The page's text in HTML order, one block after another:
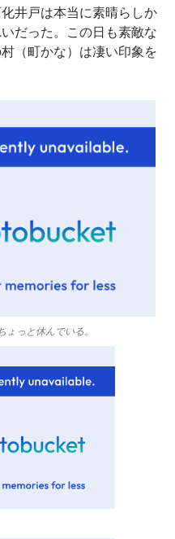
井戸は本当に素晴らしか
だった。この日も素敵な
（町かな）は凄い印象を
っと休んでいる。